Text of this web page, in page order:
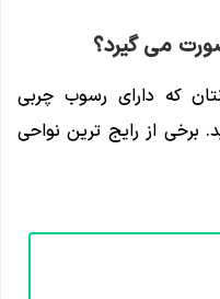
می گیرد؟
که دارای رسوب چربی
برخی از رایج ترین نواحی